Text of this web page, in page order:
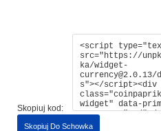
Skopiuj kod:
Skopiuj Do Schowka